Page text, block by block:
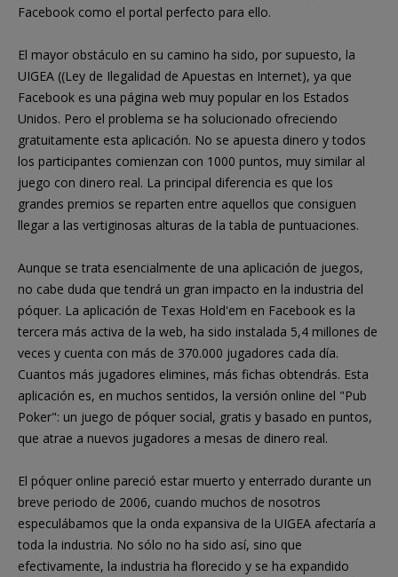
Facebook como el portal perfecto para ello.
El mayor obstáculo en su camino ha sido, por supuesto, la
UIGEA ((Ley de Ilegalidad de Apuestas en Internet), ya que
Facebook es una página web muy popular en los Estados
Unidos. Pero el problema se ha solucionado ofreciendo
gratuitamente esta aplicación. No se apuesta dinero y todos
los participantes comienzan con 1000 puntos, muy similar al
juego con dinero real. La principal diferencia es que los
grandes premios se reparten entre aquellos que consiguen
llegar a las vertiginosas alturas de la tabla de puntuaciones.
Aunque se trata esencialmente de una aplicación de juegos,
no cabe duda que tendrá un gran impacto en la industria del
póquer. La aplicación de Texas Hold'em en Facebook es la
tercera más activa de la web, ha sido instalada 5,4 millones de
veces y cuenta con más de 370.000 jugadores cada día.
Cuantos más jugadores elimines, más fichas obtendrás. Esta
aplicación es, en muchos sentidos, la versión online del "Pub
Poker": un juego de póquer social, gratis y basado en puntos,
que atrae a nuevos jugadores a mesas de dinero real.
El póquer online pareció estar muerto y enterrado durante un
breve periodo de 2006, cuando muchos de nosotros
especulábamos que la onda expansiva de la UIGEA afectaría a
toda la industria. No sólo no ha sido así, sino que
efectivamente, la industria ha florecido y se ha expandido